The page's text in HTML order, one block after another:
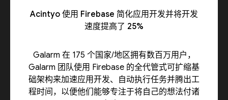
Acintyo 使用 Firebase 简化应用开发并将开发
速度提高了 25%
Galarm 在 175 个国家/地区拥有数百万用户，
Galarm 团队使用 Firebase 的全代管式可扩缩基
础架构来加速应用开发、自动执行任务并腾出工
程时间，以便他们能够专注于将自己的想法付诸